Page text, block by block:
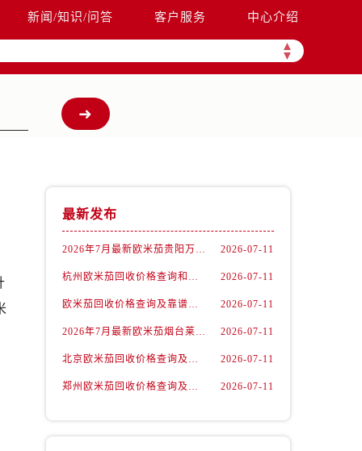
新闻/知识/问答 客户服务 中心介绍
▲
▼
最新发布
2026年7月最新欧米茄贵阳万象汇维修保养服务电话 2026-07-11
杭州欧米茄回收价格查询和各大回收平台实测排行（2026年7月最新数据） 2026-07-11
欧米茄回收价格查询及靠谱平台实测排行(2026年7月最新) 2026-07-11
2026年7月最新欧米茄烟台莱山宝龙广场维修保养服务电话 2026-07-11
北京欧米茄回收价格查询及靠谱回收平台实测排行（2026年7月最新数据） 2026-07-11
郑州欧米茄回收价格查询及各大平台实测排行(2026年7月最新数据) 2026-07-11